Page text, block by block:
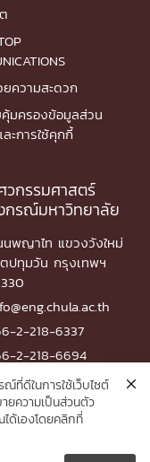
ความสะดวก
คุ้มครองข้อมูลส่วน
ะการใช้คุกกี้
วกรรมศาสตร์
กรณ์มหาวิทยาลัย
พญาไท แขวงวังใหม่
ปทุมวัน กรุงเทพฯ
2-218-6337
2-218-6694
University
ที่ดีในการใช้เว็บไซต์
ายความเป็นส่วนตัว
ด้เองโดยคลิกที่